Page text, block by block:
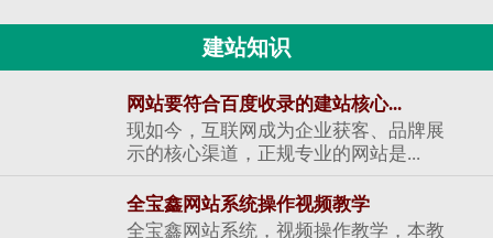
建站知识
网站要符合百度收录的建站核心...
现如今，互联网成为企业获客、品牌展
示的核心渠道，正规专业的网站是...
全宝鑫网站系统操作视频教学
全宝鑫网站系统，视频操作教学，本教